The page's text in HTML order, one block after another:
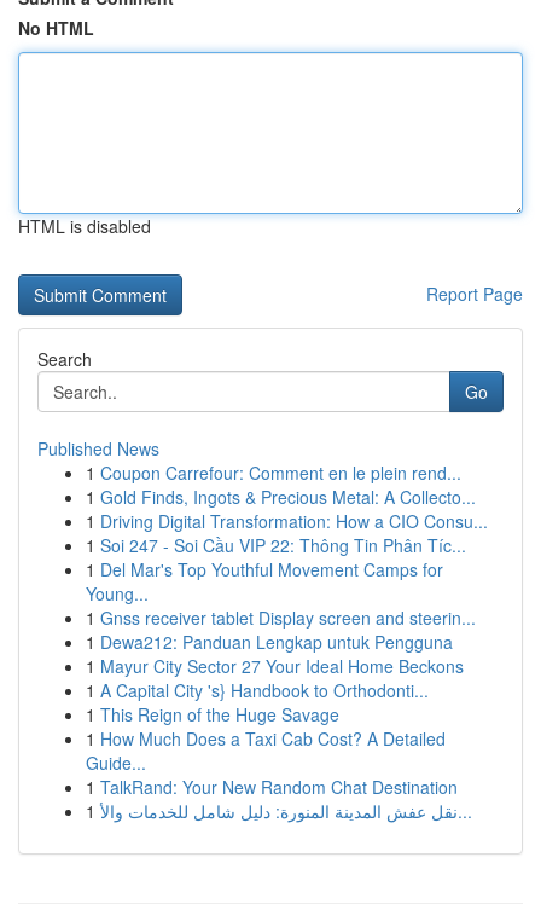
No HTML
HTML is disabled
Report Page
Search
Go
Published News
1 Coupon Carrefour: Comment en le plein rend...
1 Gold Finds, Ingots & Precious Metal: A Collecto...
1 Driving Digital Transformation: How a CIO Consu...
1 Soi 247 - Soi Cầu VIP 22: Thông Tin Phân Tíc...
1 Del Mar's Top Youthful Movement Camps for
Young...
1 Gnss receiver tablet Display screen and steerin...
1 Dewa212: Panduan Lengkap untuk Pengguna
1 Mayur City Sector 27 Your Ideal Home Beckons
1 A Capital City 's} Handbook to Orthodonti...
1 This Reign of the Huge Savage
1 How Much Does a Taxi Cab Cost? A Detailed
Guide...
1 TalkRand: Your New Random Chat Destination
1
نقل عفش المدينة المنورة: دليل شامل للخدمات والأ...